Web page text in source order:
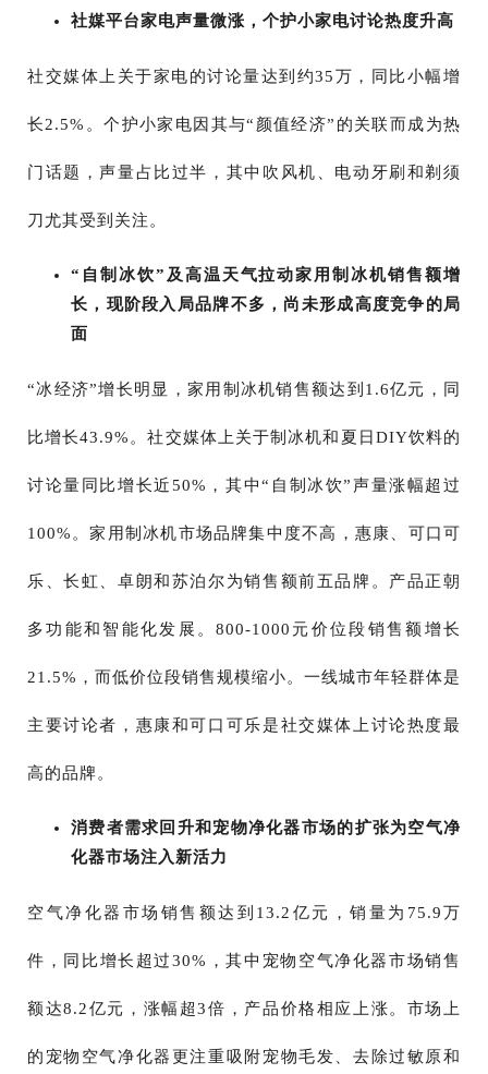
社媒平台家电声量微涨，个护小家电讨论热度升高
社交媒体上关于家电的讨论量达到约35万，同比小幅增
长2.5%。个护小家电因其与“颜值经济”的关联而成为热
门话题，声量占比过半，其中吹风机、电动牙刷和剃须
刀尤其受到关注。
“自制冰饮”及高温天气拉动家用制冰机销售额增
长，现阶段入局品牌不多，尚未形成高度竞争的局
面
“冰经济”增长明显，家用制冰机销售额达到1.6亿元，同
比增长43.9%。社交媒体上关于制冰机和夏日DIY饮料的
讨论量同比增长近50%，其中“自制冰饮”声量涨幅超过
100%。家用制冰机市场品牌集中度不高，惠康、可口可
乐、长虹、卓朗和苏泊尔为销售额前五品牌。产品正朝
多功能和智能化发展。800-1000元价位段销售额增长
21.5%，而低价位段销售规模缩小。一线城市年轻群体是
主要讨论者，惠康和可口可乐是社交媒体上讨论热度最
高的品牌。
消费者需求回升和宠物净化器市场的扩张为空气净
化器市场注入新活力
空气净化器市场销售额达到13.2亿元，销量为75.9万
件，同比增长超过30%，其中宠物空气净化器市场销售
额达8.2亿元，涨幅超3倍，产品价格相应上涨。市场上
的宠物空气净化器更注重吸附宠物毛发、去除过敏原和